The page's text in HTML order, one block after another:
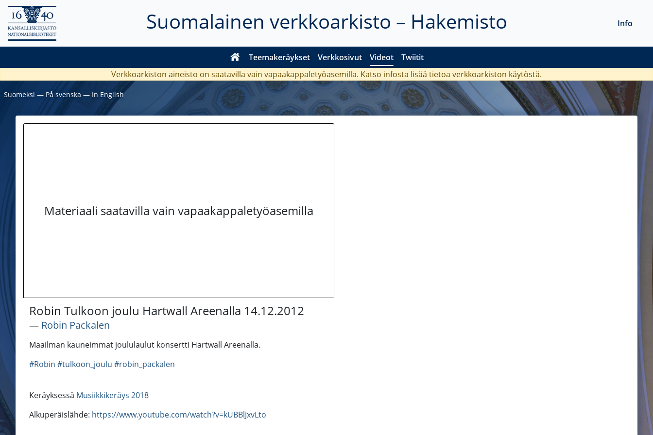
Suomalainen verkkoarkisto – Hakemisto
Teemakeräykset Verkkosivut Videot Twiitit
Info
Verkkoarkiston aineisto on saatavilla vain vapaakappaletyöasemilla. Katso infosta lisää tietoa verkkoarkiston käytöstä.
Suomeksi ― På svenska ― In English
Materiaali saatavilla vain vapaakappaletyöasemilla
Robin Tulkoon joulu Hartwall Areenalla 14.12.2012
― Robin Packalen
Maailman kauneimmat joululaulut konsertti Hartwall Areenalla.
#Robin #tulkoon_joulu #robin_packalen
Keräyksessä Musiikkikeräys 2018
Alkuperäislähde: https://www.youtube.com/watch?v=kUBBlJxvLto